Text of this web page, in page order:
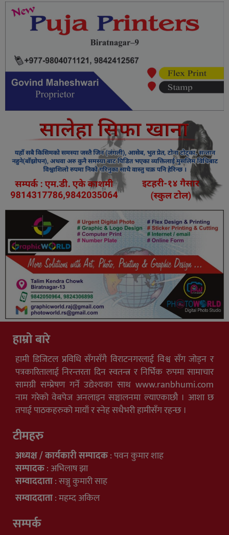
हाम्रो बारे
हामी डिजिटल प्रविधि सँगसँगै विराटनगरलाई विश्व सँग जोड्न र
पत्रकारितालाई निरन्तरता दिन स्वतन्त्र र निर्भिक रुपमा सामाचार
सामग्री सम्प्रेषण गर्ने उद्येश्यका साथ www.ranbhumi.com
नाम गरेको वेबपेज अनलाइन सञ्चालनमा ल्याएकाछौ । आशा छ
तपाई पाठकहरुको मायाँ र स्नेह सधैभरी हामीसँग रहन्छ ।
टीमहरु
अध्यक्ष / कार्यकारी सम्पादक: पवन कुमार शाह
सम्पादक: अभिलाष झा
सम्वाददाता: सञ्जु कुमारी साह
सम्वाददाता: महम्द अकिल
सम्पर्क